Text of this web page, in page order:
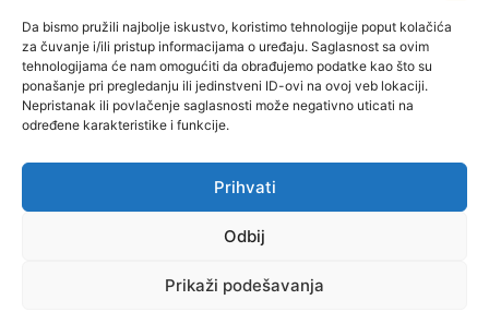
Da bismo pružili najbolje iskustvo, koristimo tehnologije poput kolačića
za čuvanje i/ili pristup informacijama o uređaju. Saglasnost sa ovim
tehnologijama će nam omogućiti da obrađujemo podatke kao što su
ponašanje pri pregledanju ili jedinstveni ID-ovi na ovoj veb lokaciji.
Nepristanak ili povlačenje saglasnosti može negativno uticati na
određene karakteristike i funkcije.
Prihvati
Odbij
Prikaži podešavanja
ZENIČANKA, 3. SPRAT), 72000 ZENICA